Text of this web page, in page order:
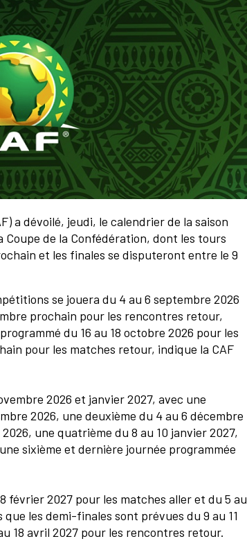
a dévoilé, jeudi, le calendrier de la saison
Coupe de la Confédération, dont les tours
et les finales se disputeront entre le 9
se jouera du 4 au 6 septembre 2026
prochain pour les rencontres retour,
du 16 au 18 octobre 2026 pour les
pour les matches retour, indique la CAF
2026 et janvier 2027, avec une
2026, une deuxième du 4 au 6 décembre
une quatrième du 8 au 10 janvier 2027,
sixième et dernière journée programmée
février 2027 pour les matches aller et du 5 au
les demi-finales sont prévues du 9 au 11
18 avril 2027 pour les rencontres retour.